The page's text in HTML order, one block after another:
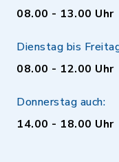
08.00 - 13.00 Uhr
Dienstag bis
08.00 - 12.00 Uhr
Donnerstag auch:
14.00 - 18.00 Uhr